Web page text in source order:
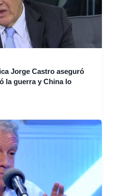
Jorge Castro aseguró
la guerra y China lo